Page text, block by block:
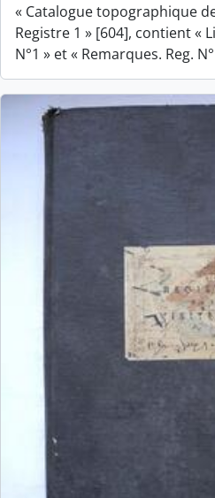
« Catalogue topographique
Registre 1 » [604], contient «
N°1 » et « Remarques. Reg.